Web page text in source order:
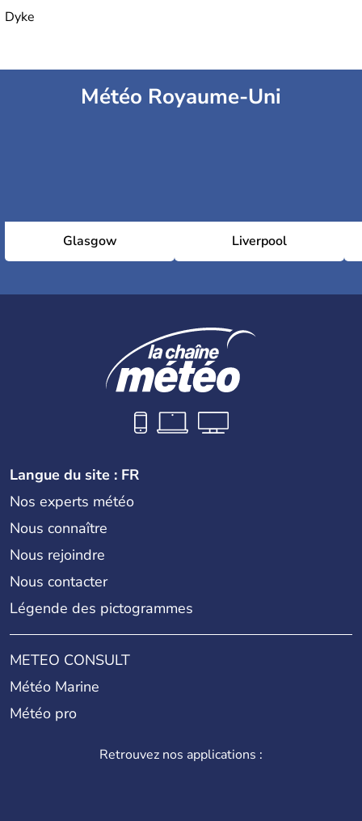
Dyke
Météo Royaume-Uni
Glasgow Liverpool
Langue du site : FR
Nos experts météo
Nous connaître
Nous rejoindre
Nous contacter
Légende des pictogrammes
METEO CONSULT
Météo Marine
Météo pro
Retrouvez nos applications :